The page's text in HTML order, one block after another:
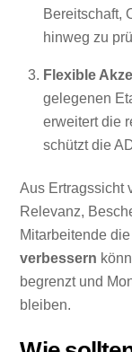
Bereitschaft,
hinweg zu
Flexible
gelegenen
erweitert die
schützt die
Aus Ertragssicht
Relevanz,
Mitarbeitende
verbessern
begrenzt und
bleiben.